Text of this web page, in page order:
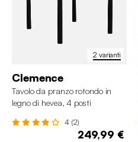
2 varianti
Clemence
Tavolo da pranzo rotondo in
legno di hevea, 4 posti
4 (2)
249,99 €